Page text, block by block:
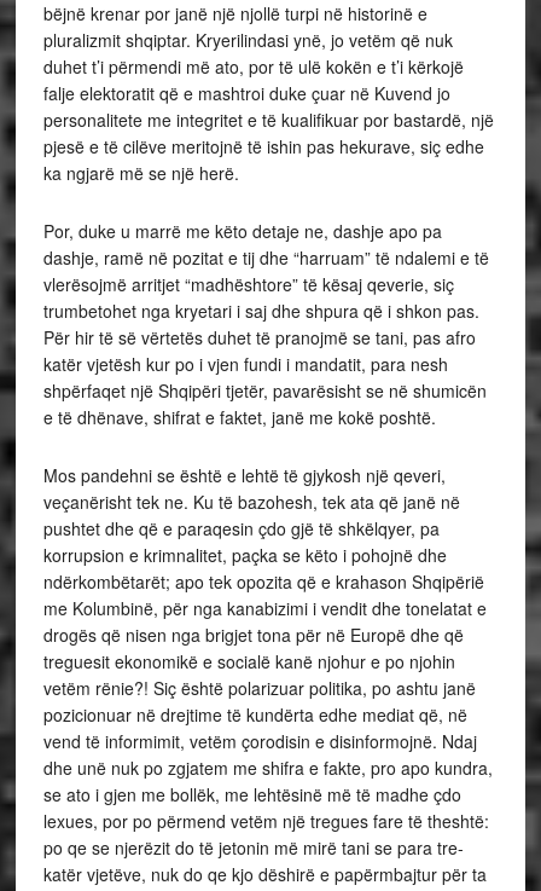
bëjnë krenar por janë një njollë turpi në historinë e
pluralizmit shqiptar. Kryerilindasi ynë, jo vetëm që nuk
duhet t’i përmendi më ato, por të ulë kokën e t’i kërkojë
falje elektoratit që e mashtroi duke çuar në Kuvend jo
personalitete me integritet e të kualifikuar por bastardë, një
pjesë e të cilëve meritojnë të ishin pas hekurave, siç edhe
ka ngjarë më se një herë.
Por, duke u marrë me këto detaje ne, dashje apo pa
dashje, ramë në pozitat e tij dhe “harruam” të ndalemi e të
vlerësojmë arritjet “madhështore” të kësaj qeverie, siç
trumbetohet nga kryetari i saj dhe shpura që i shkon pas.
Për hir të së vërtetës duhet të pranojmë se tani, pas afro
katër vjetësh kur po i vjen fundi i mandatit, para nesh
shpërfaqet një Shqipëri tjetër, pavarësisht se në shumicën
e të dhënave, shifrat e faktet, janë me kokë poshtë.
Mos pandehni se është e lehtë të gjykosh një qeveri,
veçanërisht tek ne. Ku të bazohesh, tek ata që janë në
pushtet dhe që e paraqesin çdo gjë të shkëlqyer, pa
korrupsion e krimnalitet, paçka se këto i pohojnë dhe
ndërkombëtarët; apo tek opozita që e krahason Shqipërië
me Kolumbinë, për nga kanabizimi i vendit dhe tonelatat e
drogës që nisen nga brigjet tona për në Europë dhe që
treguesit ekonomikë e socialë kanë njohur e po njohin
vetëm rënie?! Siç është polarizuar politika, po ashtu janë
pozicionuar në drejtime të kundërta edhe mediat që, në
vend të informimit, vetëm çorodisin e disinformojnë. Ndaj
dhe unë nuk po zgjatem me shifra e fakte, pro apo kundra,
se ato i gjen me bollëk, me lehtësinë më të madhe çdo
lexues, por po përmend vetëm një tregues fare të theshtë:
po qe se njerëzit do të jetonin më mirë tani se para tre-
katër vjetëve, nuk do qe kjo dëshirë e papërmbajtur për ta